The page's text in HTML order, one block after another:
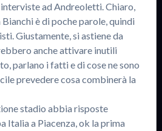
ad Andreoletti. Chiaro,
è di poche parole, quindi
Giustamente, si astiene da
anche attivare inutili
parlano i fatti e di cose ne sono
prevedere cosa combinerà la
stadio abbia risposte
Italia a Piacenza, ok la prima